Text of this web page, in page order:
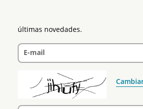
últimas novedades.
E-mail